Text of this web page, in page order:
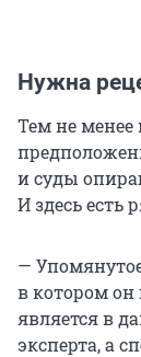
Нужна
Тем не
и суды
И здесь есть
—
в котором он
является в
эксперта, а